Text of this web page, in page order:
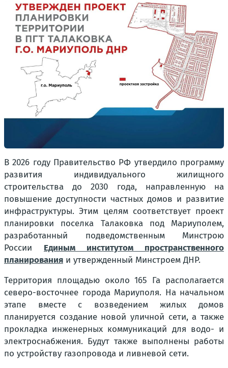
В 2026 году Правительство РФ утвердило программу
развития индивидуального жилищного
строительства до 2030 года, направленную на
повышение доступности частных домов и развитие
инфраструктуры. Этим целям соответствует проект
планировки поселка Талаковка под Мариуполем,
разработанный подведомственным Минстрою
России Единым институтом пространственного
планирования и утвержденный Минстроем ДНР.
Территория площадью около 165 Га располагается
северо-восточнее города Мариуполя. На начальном
этапе вместе с возведением жилых домов
планируется создание новой уличной сети, а также
прокладка инженерных коммуникаций для водо- и
электроснабжения. Будут также выполнены работы
по устройству газопровода и ливневой сети.